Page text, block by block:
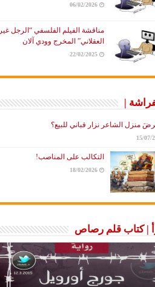
06/02/2026
مناقشة الفيلم الفلسفي “الرجل غير
العقلاني” المخرج وودي آلان
22/02/2025
|
منزل الشاعر نزار قباني للبيع؟
15/07/
التكالب على المناصب!
18/02/2026
| كتاب قلم رصاص